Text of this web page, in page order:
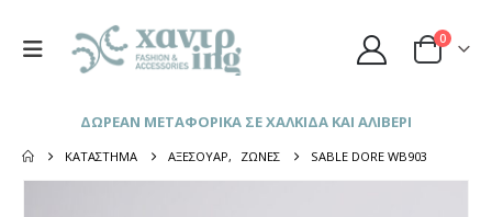
0
ΔΩΡΕΑΝ ΜΕΤΑΦΟΡΙΚΑ ΣΕ ΧΑΛΚΙΔΑ ΚΑΙ ΑΛΙΒΕΡΙ
ΚΑΤΆΣΤΗΜΑ ΑΞΕΣΟΥΆΡ, ΖΏΝΕΣ SABLE DORE WB903